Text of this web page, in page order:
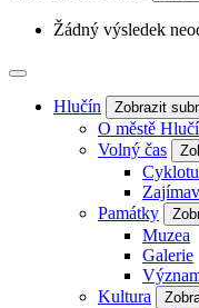
Žádný výsledek
Hlučín Zobrazit
O městě
Volný čas
Památky
Muzea
Galerie
Kultura